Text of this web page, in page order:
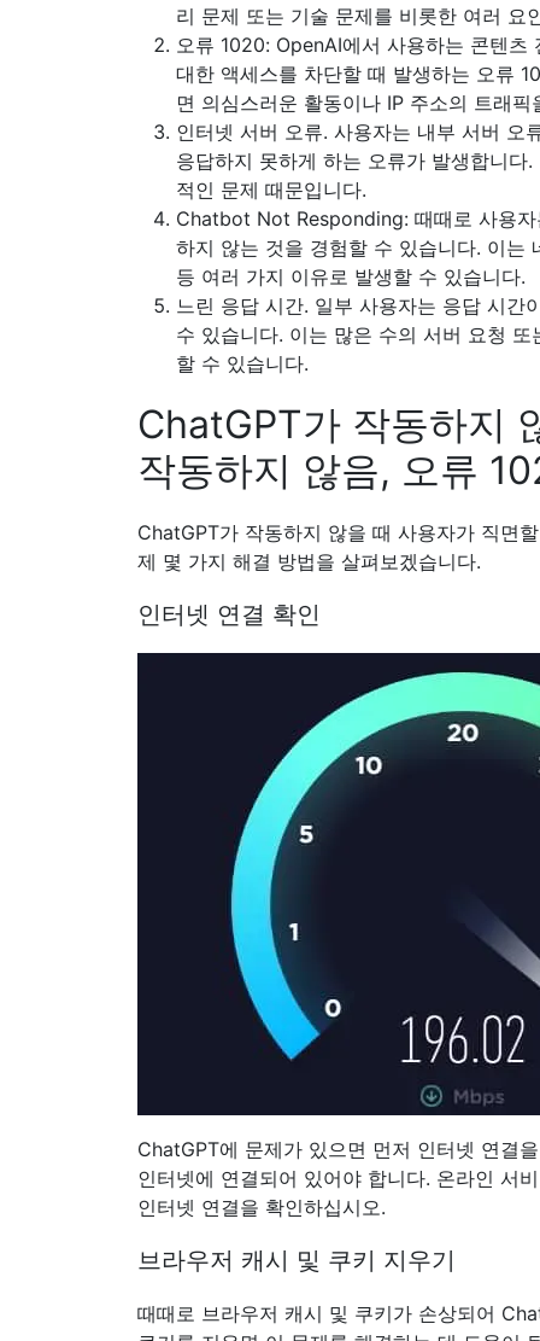
리 문제 또는 기술 문제를 비롯한 여러 요
오류 1020: OpenAI에서 사용하는 콘텐
대한 액세스를 차단할 때 발생하는 오류
면 의심스러운 활동이나 IP 주소의 트래
인터넷 서버 오류. 사용자는 내부 서버 오
응답하지 못하게 하는 오류가 발생합니
적인 문제 때문입니다.
Chatbot Not Responding: 때때로 사용
하지 않는 것을 경험할 수 있습니다. 이는
등 여러 가지 이유로 발생할 수 있습니다.
느린 응답 시간. 일부 사용자는 응답 시간
수 있습니다. 이는 많은 수의 서버 요청
할 수 있습니다.
ChatGPT가 작동하지
작동하지 않음, 오류
ChatGPT가 작동하지 않을 때 사용자가 직면
제 몇 가지 해결 방법을 살펴보겠습니다.
인터넷 연결 확인
ChatGPT에 문제가 있으면 먼저 인터넷 연결
인터넷에 연결되어 있어야 합니다. 온라인 서
인터넷 연결을 확인하십시오.
브라우저 캐시 및 쿠키 지우기
때때로 브라우저 캐시 및 쿠키가 손상되어